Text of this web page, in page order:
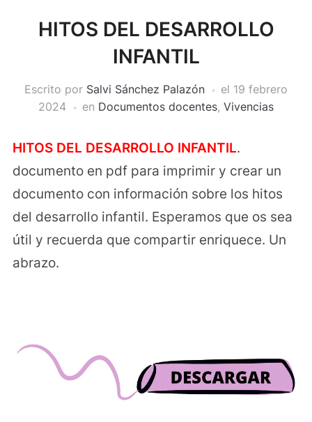
HITOS DEL DESARROLLO
INFANTIL
Escrito por Salvi Sánchez Palazón el 19 febrero
2024
en Documentos docentes, Vivencias
HITOS DEL DESARROLLO INFANTIL.
documento en pdf para imprimir y crear un
documento con información sobre los hitos
del desarrollo infantil. Esperamos que os sea
útil y recuerda que compartir enriquece. Un
abrazo.